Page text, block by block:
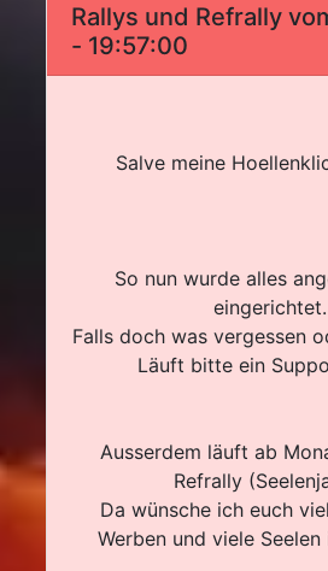
Rallys und Refrally
- 19:57:00
Salve meine
So nun wurde alles
eingerichtet.
Falls doch was vergessen
Läuft bitte ein
Ausserdem läuft ab
Refrally
Da wünsche ich euch
Werben und viele